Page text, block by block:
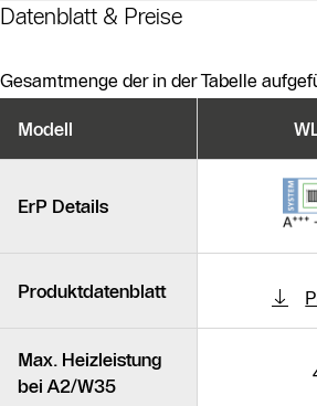
Datenblatt & Preise
Gesamtmenge der in der Tabelle
Modell
ErP Details
Produktdatenblatt
Max. Heizleistung
bei A2/W35